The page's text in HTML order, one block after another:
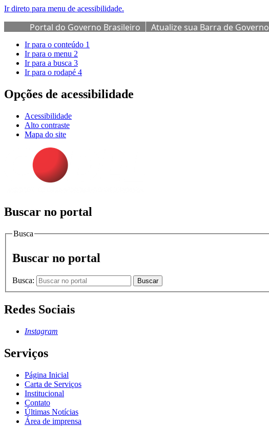
Ir direto para menu de acessibilidade.
Portal do Governo Brasileiro Atualize sua Barra de Governo
Ir para o conteúdo 1
Ir para o menu 2
Ir para a busca 3
Ir para o rodapé 4
Opções de acessibilidade
Acessibilidade
Alto contraste
Mapa do site
Buscar no portal
Busca
Buscar no portal
Busca: Buscar
Redes Sociais
Instagram
Serviços
Página Inicial
Carta de Serviços
Institucional
Contato
Últimas Notícias
Área de imprensa